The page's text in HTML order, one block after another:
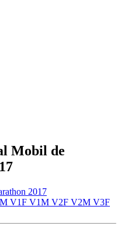
Mobil de
2017
V1F V1M V2F V2M V3F